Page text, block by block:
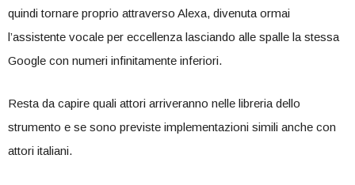
quindi tornare proprio attraverso Alexa, divenuta ormai
l’assistente vocale per eccellenza lasciando alle spalle la stessa
Google con numeri infinitamente inferiori.
Resta da capire quali attori arriveranno nelle libreria dello
strumento e se sono previste implementazioni simili anche con
attori italiani.